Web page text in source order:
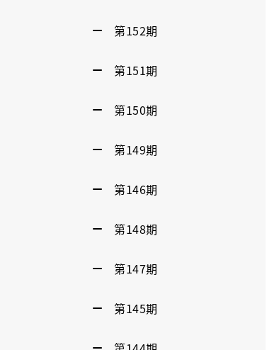
第152期
第151期
第150期
第149期
第146期
第148期
第147期
第145期